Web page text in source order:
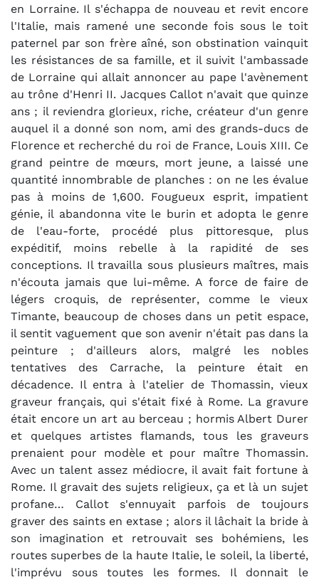
en Lorraine. Il s'échappa de nouveau et revit encore
l'Italie, mais ramené une seconde fois sous le toit
paternel par son frère aîné, son obstination vainquit
les résistances de sa famille, et il suivit l'ambassade
de Lorraine qui allait annoncer au pape l'avènement
au trône d'Henri II. Jacques Callot n'avait que quinze
ans ; il reviendra glorieux, riche, créateur d'un genre
auquel il a donné son nom, ami des grands-ducs de
Florence et recherché du roi de France, Louis XIII. Ce
grand peintre de mœurs, mort jeune, a laissé une
quantité innombrable de planches : on ne les évalue
pas à moins de 1,600. Fougueux esprit, impatient
génie, il abandonna vite le burin et adopta le genre
de l'eau-forte, procédé plus pittoresque, plus
expéditif, moins rebelle à la rapidité de ses
conceptions. Il travailla sous plusieurs maîtres, mais
n'écouta jamais que lui-même. A force de faire de
légers croquis, de représenter, comme le vieux
Timante, beaucoup de choses dans un petit espace,
il sentit vaguement que son avenir n'était pas dans la
peinture ; d'ailleurs alors, malgré les nobles
tentatives des Carrache, la peinture était en
décadence. Il entra à l'atelier de Thomassin, vieux
graveur français, qui s'était fixé à Rome. La gravure
était encore un art au berceau ; hormis Albert Durer
et quelques artistes flamands, tous les graveurs
prenaient pour modèle et pour maître Thomassin.
Avec un talent assez médiocre, il avait fait fortune à
Rome. Il gravait des sujets religieux, ça et là un sujet
profane… Callot s'ennuyait parfois de toujours
graver des saints en extase ; alors il lâchait la bride à
son imagination et retrouvait ses bohémiens, les
routes superbes de la haute Italie, le soleil, la liberté,
l'imprévu sous toutes les formes. Il donnait le